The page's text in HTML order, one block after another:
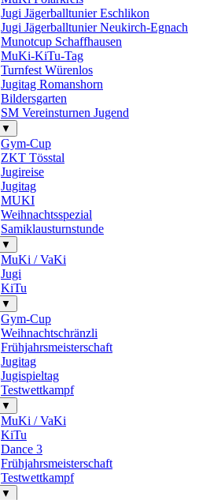
Jugi Jägerballtunier Eschlikon
Jugi Jägerballtunier Neukirch-Egnach
Munotcup Schaffhausen
MuKi-KiTu-Tag
Turnfest Würenlos
Jugitag Romanshorn
Bildersgarten
SM Vereinsturnen Jugend
▼
Gym-Cup
ZKT Tösstal
Jugireise
Jugitag
MUKI
Weihnachtsspezial
Samiklausturnstunde
▼
MuKi / VaKi
Jugi
KiTu
▼
Gym-Cup
Weihnachtschränzli
Frühjahrsmeisterschaft
Jugitag
Jugispieltag
Testwettkampf
▼
MuKi / VaKi
KiTu
Dance 3
Frühjahrsmeisterschaft
Testwettkampf
▼